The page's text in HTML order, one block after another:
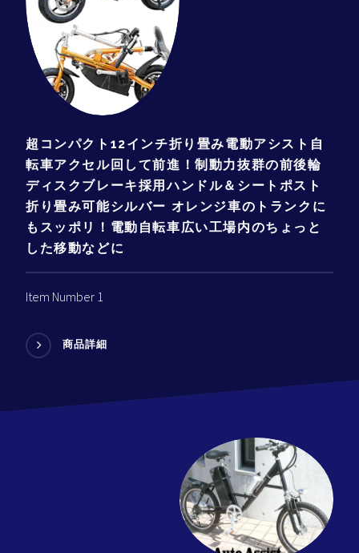
超コンパクト12インチ折り畳み電動アシスト自
転車アクセル回して前進！制動力抜群の前後輪
ディスクブレーキ採用ハンドル＆シートポスト
折り畳み可能シルバー オレンジ車のトランクに
もスッポリ！電動自転車広い工場内のちょっと
した移動などに
Item Number 1
商品詳細